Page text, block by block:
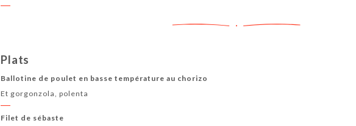
Plats
Ballotine de poulet en basse température au chorizo
Et gorgonzola, polenta
Filet de sébaste